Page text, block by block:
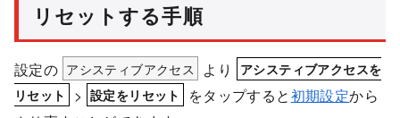
リセットする手順
設定の アシスティブアクセス より
アシスティブアクセスを
リセット
> 設定をリセット をタップすると初期設定から